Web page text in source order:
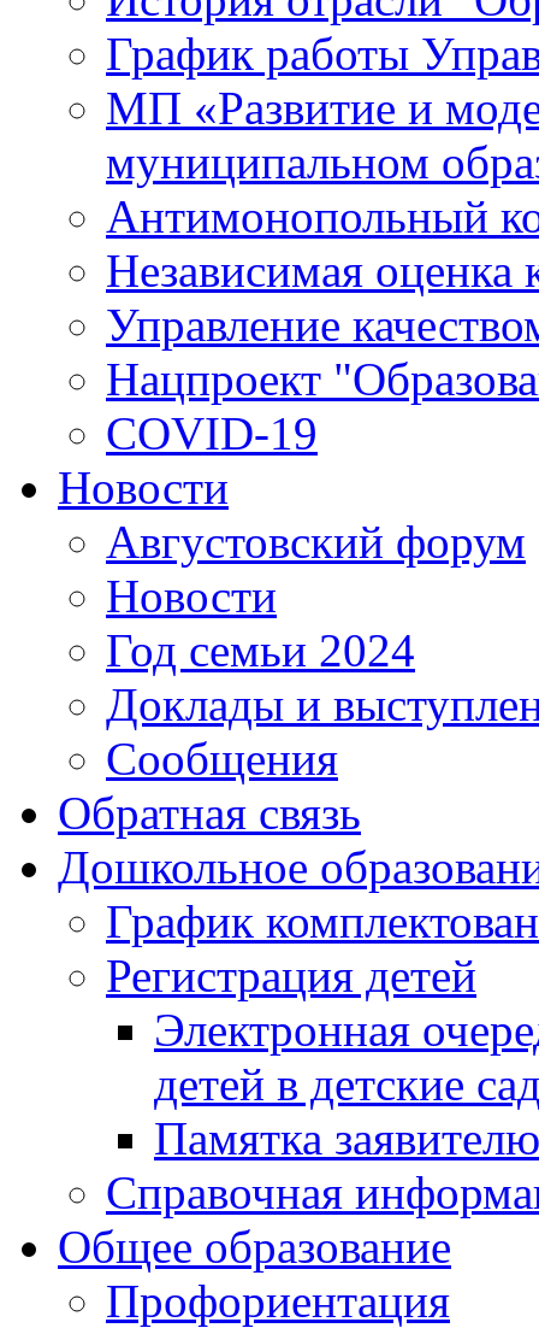
График работы
МП «Развитие и
муниципальном
Антимонопольный
Независимая оценка
Управление
Нацпроект
COVID-19
Новости
Августовский форум
Новости
Год семьи 2024
Доклады и
Сообщения
Обратная связь
Дошкольное
График
Регистрация детей
Электронная
детей в детские
Памятка заявителю
Справочная
Общее образование
Профориентация